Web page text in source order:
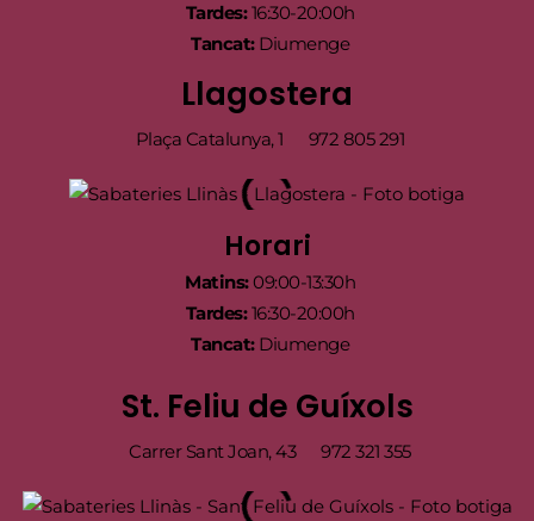
Tardes:16:30-20:00h
Tancat:Diumenge
Llagostera
Plaça Catalunya, 1 972 805 291
Horari
Matins:09:00-13:30h
Tardes:16:30-20:00h
Tancat:Diumenge
St. Feliu de Guíxols
Carrer Sant Joan, 43 972 321 355